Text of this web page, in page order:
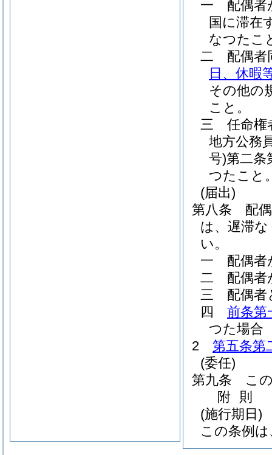
一
配偶
国に滞在
なつたこ
二
配偶者
日、休暇
その他の
こと。
三
任命権
地方公務
号)第二条
つたこと
(届出)
第八条
配
は、遅滞
い。
一
配偶者
二
配偶者
三
配偶
四
前条第
つた場合
2
第五条第
(委任)
第九条
こ
附 則
(施行期日)
この条例